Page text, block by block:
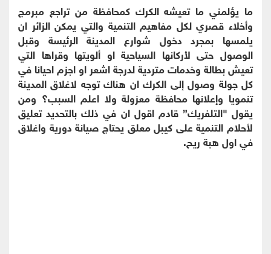
ما يؤلمني ما تعيشه الكرك كمحافظة من تراجع مبرمج
وأخلاء قصري لكل مفاهيم التنمية والتي يمكن الزائر ان
يلمسها بمجرد دخول شوارع المدينة الرئيسة وقبل
الوصول حتى لأركانها السياحية او ألويتها وقراها التي
تعيش بطالة وخدمات متردية لدرجة اشعر او اجزم احيانا في
كل جولة وصول إلى الكرك ان هناك توجه لاغلاق المدينة
تنمويا وإعلانها محافظة معزولة ولا اعلم السبب؟ ومن
يقول "التلفريك” قادم اقول ان في ذلك بالتحديد تعليق
لأحلام التنمية على كيبل معلق يحتاج صيانة دورية واغلاق
في اول هبة ريح.